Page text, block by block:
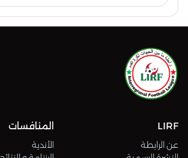
LIRF
عن الرابطة
المنافسات
الأندية